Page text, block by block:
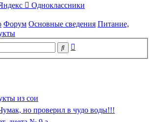
Одноклассники
Форум Основные сведения Питание,
Поиск
из сои
но проверил в чудо воды!!!